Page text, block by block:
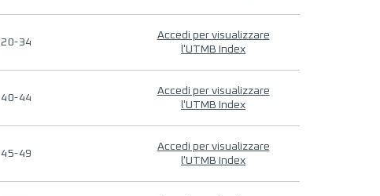
20-34
Accedi per visualizzare
l'UTMB Index
40-44
Accedi per visualizzare
l'UTMB Index
45-49
Accedi per visualizzare
l'UTMB Index